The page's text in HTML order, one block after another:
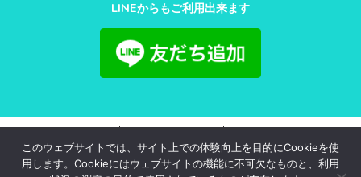
LINEからもご利用出来ます
© 2020-2026juliajapan.Inc.All Rights Reserved.
このウェブサイトでは、サイト上での体験向上を目的にCookieを使
用します。Cookieにはウェブサイトの機能に不可欠なものと、利用